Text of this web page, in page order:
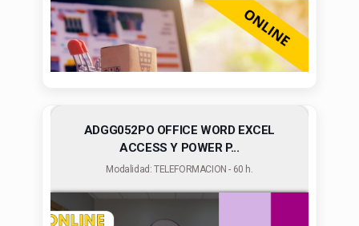
ADGG052PO OFFICE WORD EXCEL
ACCESS Y POWER P...
Modalidad: TELEFORMACION - 60 h.